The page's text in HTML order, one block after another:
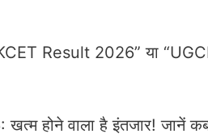
Result 2026” या
होने वाला है इंतजार!